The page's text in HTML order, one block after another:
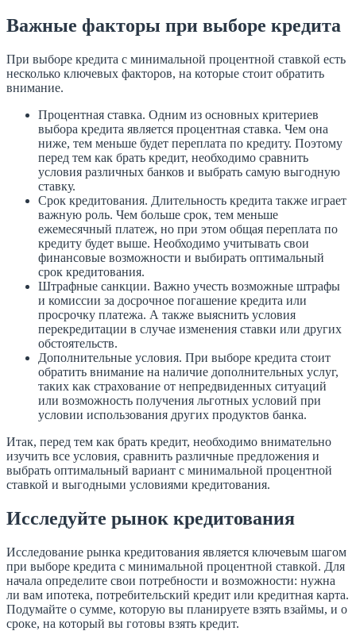
Важные факторы при выборе кредита
При выборе кредита с минимальной процентной ставкой есть
несколько ключевых факторов, на которые стоит обратить
внимание.
Процентная ставка. Одним из основных критериев
выбора кредита является процентная ставка. Чем она
ниже, тем меньше будет переплата по кредиту. Поэтому
перед тем как брать кредит, необходимо сравнить
условия различных банков и выбрать самую выгодную
ставку.
Срок кредитования. Длительность кредита также играет
важную роль. Чем больше срок, тем меньше
ежемесячный платеж, но при этом общая переплата по
кредиту будет выше. Необходимо учитывать свои
финансовые возможности и выбирать оптимальный
срок кредитования.
Штрафные санкции. Важно учесть возможные штрафы
и комиссии за досрочное погашение кредита или
просрочку платежа. А также выяснить условия
перекредитации в случае изменения ставки или других
обстоятельств.
Дополнительные условия. При выборе кредита стоит
обратить внимание на наличие дополнительных услуг,
таких как страхование от непредвиденных ситуаций
или возможность получения льготных условий при
условии использования других продуктов банка.
Итак, перед тем как брать кредит, необходимо внимательно
изучить все условия, сравнить различные предложения и
выбрать оптимальный вариант с минимальной процентной
ставкой и выгодными условиями кредитования.
Исследуйте рынок кредитования
Исследование рынка кредитования является ключевым шагом
при выборе кредита с минимальной процентной ставкой. Для
начала определите свои потребности и возможности: нужна
ли вам ипотека, потребительский кредит или кредитная карта.
Подумайте о сумме, которую вы планируете взять взаймы, и о
сроке, на который вы готовы взять кредит.